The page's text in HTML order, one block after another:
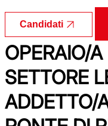
Candidati
OPERAIO/
SETTORE
ADDETTO/